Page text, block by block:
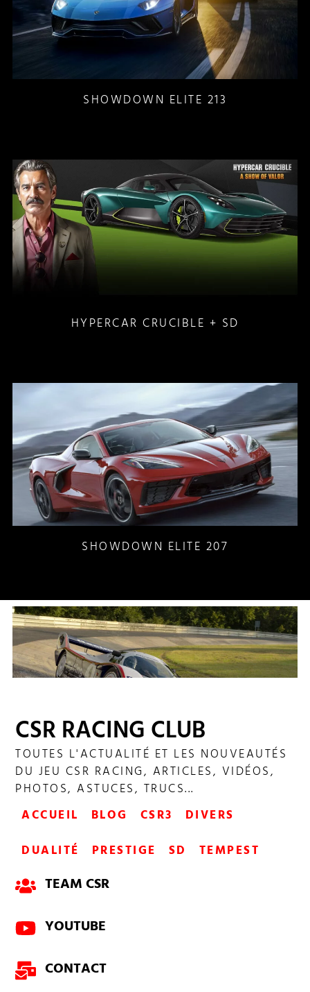
SHOWDOWN ELITE 213
HYPERCAR CRUCIBLE + SD
SHOWDOWN ELITE 207
DOMINATION PORSCHE 962 C
CSR RACING CLUB
TOUTES L'ACTUALITÉ ET LES NOUVEAUTÉS
DU JEU CSR RACING, ARTICLES, VIDÉOS,
PHOTOS, ASTUCES, TRUCS...
ACCUEIL
BLOG CSR3
DIVERS
DUALITÉ
PRESTIGE SD TEMPEST
TEAM CSR
YOUTUBE
CONTACT